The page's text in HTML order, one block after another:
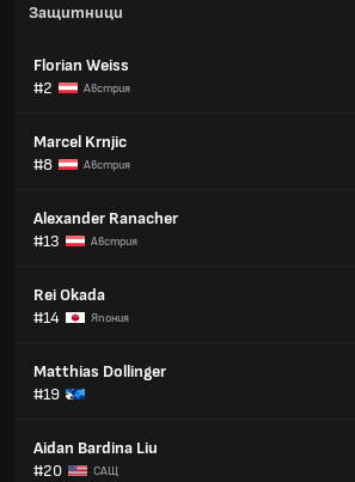
Защитници
Florian Weiss
#2
Австрия
Marcel Krnjic
#8
Австрия
Alexander Ranacher
#13
Австрия
Rei Okada
#14
Япония
Matthias Dollinger
#19
Aidan Bardina Liu
#20
САЩ